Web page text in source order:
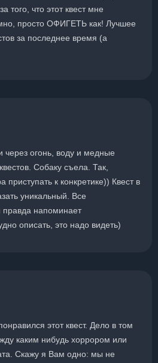
того, что этот квест мне
просто ОФИГЕТЬ как! Лучшее
за последнее время (а
через огонь, воду и медные
Собаку съела. Так,
приступать к конкретике)) Квест в
уникальный. Все
правда напоминает
описать, это надо видеть)
этот квест. Дело в том
каким нибудь хоррором или
Скажу я Вам одно: мы не